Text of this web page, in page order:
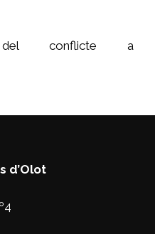
del conflicte a
d’Olot